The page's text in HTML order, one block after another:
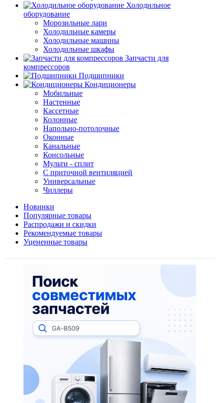
Холодильное
оборудование
Морозильные лари
Холодильные камеры
Холодильные машины
Холодильные шкафы
Запчасти для
компрессоров
Подшипники
Кондиционеры
Мобильные
Настенные
Кассетные
Колонные
Напольно-потолочные
Оконные
Канальные
Консольные
Мульти - сплит
С приточной вентиляцией
Универсальные
Чиллеры
Новинки
Популярные товары
Распродажи и скидки
Рекомендуемые товары
Уцененные товары